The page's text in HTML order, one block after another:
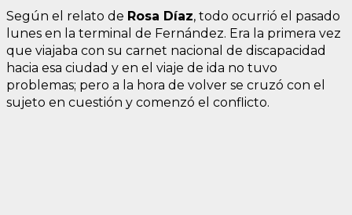
Según el relato de Rosa Díaz, todo ocurrió el pasado
lunes en la terminal de Fernández. Era la primera vez
que viajaba con su carnet nacional de discapacidad
hacia esa ciudad y en el viaje de ida no tuvo
problemas; pero a la hora de volver se cruzó con el
sujeto en cuestión y comenzó el conflicto.